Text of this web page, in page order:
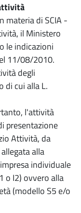
materia di SCIA -
il Ministero
le indicazioni
11/08/2010.
degli
di cui alla L.
l'attività
presentazione
Attività, da
alla
individuale
o I2) ovvero alla
(modello S5 e/o